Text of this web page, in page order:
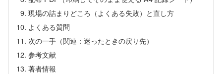
現場の詰まりどころ（よくある失敗）と直し方
よくある質問
次の一手（関連：迷ったときの戻り先）
参考文献
著者情報